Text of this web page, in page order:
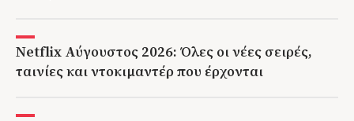
Netflix Αύγουστος 2026: Όλες οι νέες σειρές,
ταινίες και ντοκιμαντέρ που έρχονται